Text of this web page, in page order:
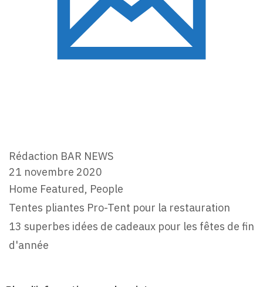
Rédaction BAR NEWS
21 novembre 2020
Categories
Home Featured, People
Tentes pliantes Pro-Tent pour la restauration
13 superbes idées de cadeaux pour les fêtes de fin
d'année